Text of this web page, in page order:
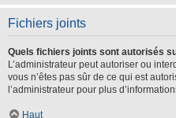
Fichiers joints
Quels fichiers joints sont autorisés
L’administrateur peut autoriser ou
vous n’êtes pas sûr de ce qui est
l’administrateur pour plus
Haut